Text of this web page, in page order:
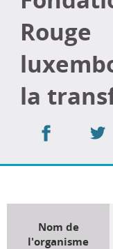
Rouge
la
Partager
Nom de
l'organisme